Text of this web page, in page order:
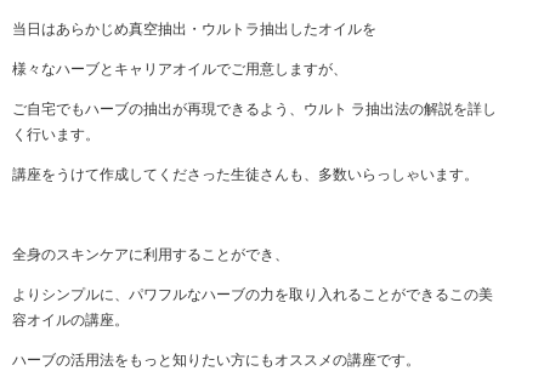
当日はあらかじめ真空抽出・ウルトラ抽出したオイルを
様々なハーブとキャリアオイルでご用意しますが、
ご自宅でもハーブの抽出が再現できるよう、ウルト ラ抽出法の解説を詳し
く行います。
講座をうけて作成してくださった生徒さんも、多数いらっしゃいます。
全身のスキンケアに利用することができ、
よりシンプルに、パワフルなハーブの力を取り入れることができるこの美
容オイルの講座。
ハーブの活用法をもっと知りたい方にもオススメの講座です。